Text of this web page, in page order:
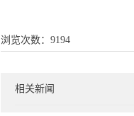
浏览次数： 9194
相关新闻